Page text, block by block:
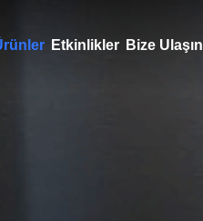
Etkinlikler Bize Ulaşın